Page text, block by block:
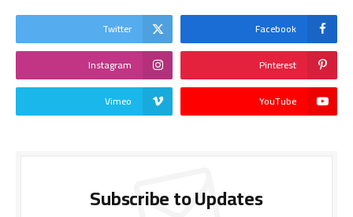
Facebook
Twitter
Pinterest
Instagram
YouTube
Vimeo
Subscribe to Updates